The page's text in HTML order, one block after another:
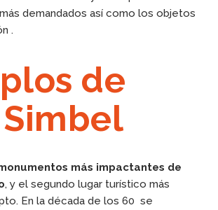
demandados así como los objetos
.
de
más impactantes de
, y el segundo lugar turístico más
En la década de los 60 se